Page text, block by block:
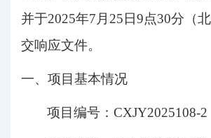
并于2025年7 月 25 日9点30分 （
交响应文件。
一、项目基本情况
项目编号： CXJY2025108-2